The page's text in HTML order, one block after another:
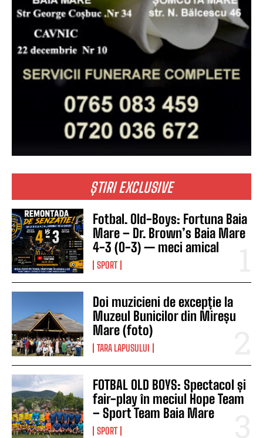
ȘTIRI EXCLUSIVE
Fotbal. Old-Boys: Fortuna Baia
Mare – Dr. Brown’s Baia Mare
4-3 (0-3) — meci amical
SPORT
Doi muzicieni de excepție la
Muzeul Bunicilor din Mireșu
Mare (foto)
TARA LAPUSULUI
FOTBAL OLD BOYS: Spectacol și
fair-play în meciul Hope Team
– Sport Team Baia Mare
SPORT